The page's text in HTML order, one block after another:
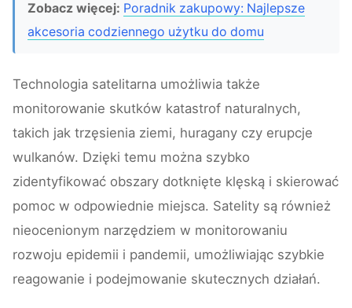
Zobacz więcej: Poradnik zakupowy: Najlepsze
akcesoria codziennego użytku do domu
Technologia satelitarna umożliwia także
monitorowanie skutków katastrof naturalnych,
takich jak trzęsienia ziemi, huragany czy erupcje
wulkanów. Dzięki temu można szybko
zidentyfikować obszary dotknięte klęską i skierować
pomoc w odpowiednie miejsca. Satelity są również
nieocenionym narzędziem w monitorowaniu
rozwoju epidemii i pandemii, umożliwiając szybkie
reagowanie i podejmowanie skutecznych działań.